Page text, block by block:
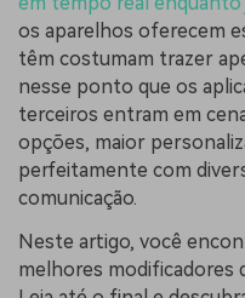
os aparelhos oferecem
têm costumam trazer
nesse ponto que os
terceiros entram em
opções, maior
perfeitamente com
comunicação.
Neste artigo, você
melhores modificadores